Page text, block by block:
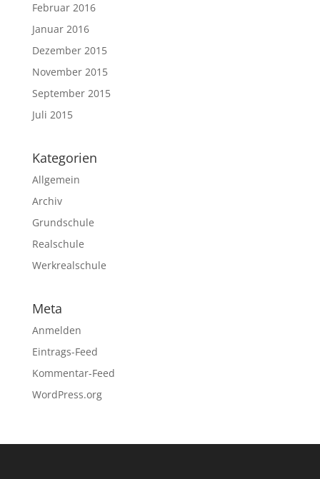
Februar 2016
Januar 2016
Dezember 2015
November 2015
September 2015
Juli 2015
Kategorien
Allgemein
Archiv
Grundschule
Realschule
Werkrealschule
Meta
Anmelden
Eintrags-Feed
Kommentar-Feed
WordPress.org